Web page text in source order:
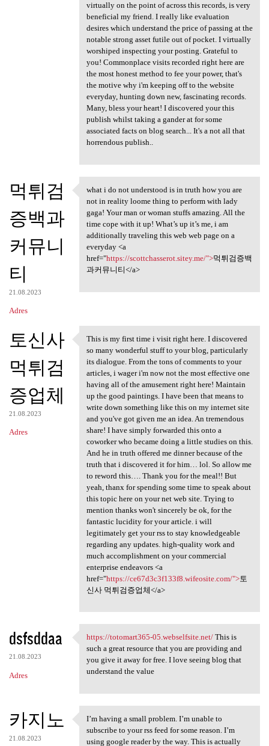
virtually on the point of across this records, is very
beneficial my friend. I really like evaluation
desires which understand the price of passing at the
notable strong asset futile out of pocket. I virtually
worshiped inspecting your posting. Grateful to
you! Commonplace visits recorded right here are
the most honest method to fee your power, that's
the motive why i'm keeping off to the website
everyday, hunting down new, fascinating records.
Many, bless your heart! I discovered your this
publish whilst taking a gander at for some
associated facts on blog search... It's a not all that
horrendous publish..
먹튀검
증백과
커뮤니
티
21.08.2023
Adres
what i do not understood is
what i do not understood is in truth how you are
not in reality loome thing to perform with lady
gaga! Your man or woman stuffs amazing. All the
time cope with it up! What’s up it’s me, i am
additionally traveling this web web page on a
everyday <a
href="https://scottchasserot.sitey.me/">먹튀검증백
과커뮤니티</a>
토신사
먹튀검
증업체
21.08.2023
Adres
This is my first time i visit
This is my first time i visit right here. I discovered
so many wonderful stuff to your blog, particularly
its dialogue. From the tons of comments to your
articles, i wager i'm now not the most effective one
having all of the amusement right here! Maintain
up the good paintings. I have been that means to
write down something like this on my internet site
and you've got given me an idea. An tremendous
share! I have simply forwarded this onto a
coworker who became doing a little studies on this.
And he in truth offered me dinner because of the
truth that i discovered it for him… lol. So allow me
to reword this…. Thank you for the meal!! But
yeah, thanx for spending some time to speak about
this topic here on your net web site. Trying to
mention thanks won't sincerely be ok, for the
fantastic lucidity for your article. i will
legitimately get your rss to stay knowledgeable
regarding any updates. high-quality work and
much accomplishment on your commercial
enterprise endeavors <a
href="https://ce67d3c3f133f8.wifeosite.com/">토
신사 먹튀검증업체</a>
dsfsddaa
21.08.2023
Adres
https://totomart365-05
https://totomart365-05.webselfsite.net/This is
such a great resource that you are providing and
you give it away for free. I love seeing blog that
understand the value
카지노
21.08.2023
I’m having a small problem. I
I’m having a small problem. I’m unable to
subscribe to your rss feed for some reason. I’m
using google reader by the way. This is actually